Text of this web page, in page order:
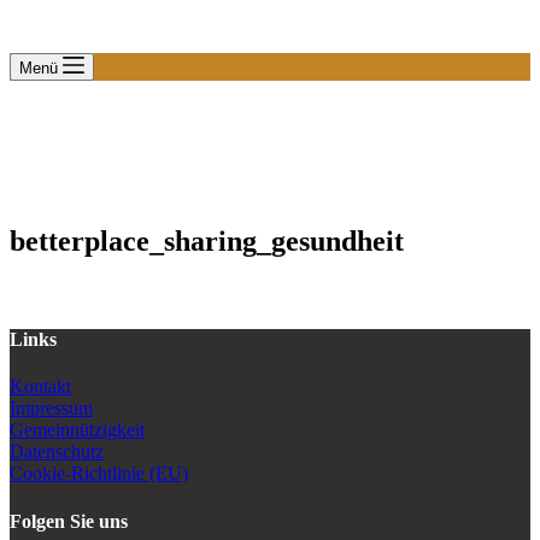
Menü
betterplace_sharing_gesundheit
Links
Kontakt
Impressum
Gemeinnützigkeit
Datenschutz
Cookie-Richtlinie (EU)
Folgen Sie uns